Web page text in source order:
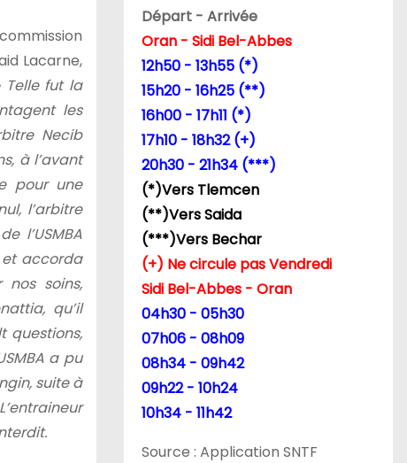
Lacarne,
Telle fut la
les
Necib
à l’avant
pour une
l’arbitre
de l’USMBA
accorda
nos soins,
qu’il
questions,
a pu
suiteà
L’entraineur
Départ - Arrivée
Oran - Sidi Bel-Abbes
12h50 - 13h55 (*)
15h20 - 16h25 (**)
16h00 - 17h11 (*)
17h10 - 18h32 (+)
20h30 - 21h34 (***)
(*)Vers Tlemcen
(**)Vers Saida
(***)Vers Bechar
(+) Ne circule pas Vendredi
Sidi Bel-Abbes - Oran
04h30 - 05h30
07h06 - 08h09
08h34 - 09h42
09h22 - 10h24
10h34 - 11h42
Source : Application SNTF